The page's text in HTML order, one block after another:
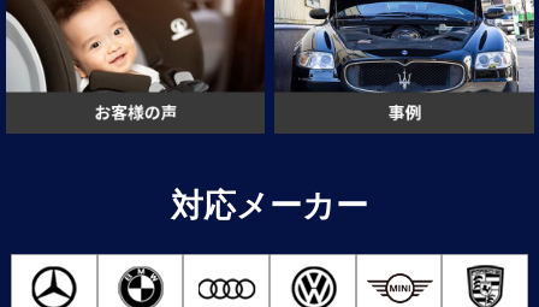
対応メーカー